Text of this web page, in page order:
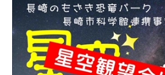
こども広場
水仙の丘
軍艦島資料館
野母崎文化センター